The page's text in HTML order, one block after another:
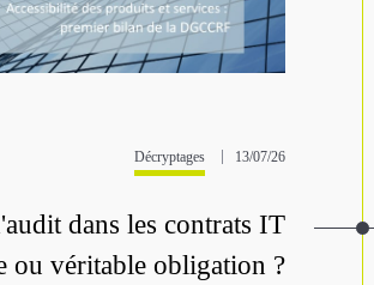
Décryptages 13/07/26
dans les contrats IT
ou véritable obligation ?